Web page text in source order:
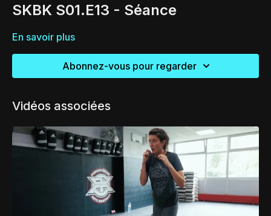
SKBK S01.E13 - Séance
En savoir plus
Abonnez-vous pour regarder
Vidéos associées